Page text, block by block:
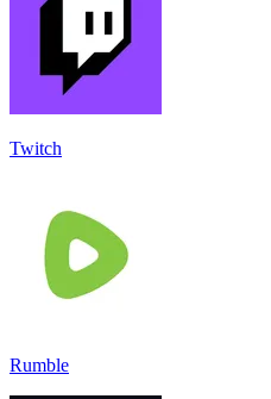
Twitch
Rumble